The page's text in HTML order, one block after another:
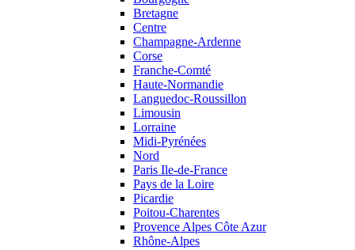
Bretagne
Centre
Champagne-Ardenne
Corse
Franche-Comté
Haute-Normandie
Languedoc-Roussillon
Limousin
Lorraine
Midi-Pyrénées
Nord
Paris Ile-de-France
Pays de la Loire
Picardie
Poitou-Charentes
Provence Alpes Côte Azur
Rhône-Alpes